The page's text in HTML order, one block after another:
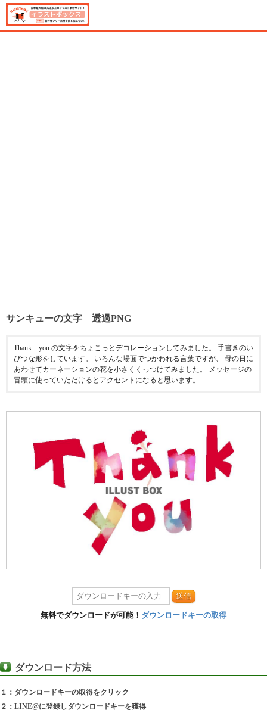
サンキューの文字 透過PNG
Thank you の文字をちょこっとデコレーションしてみました。 手書きのい
びつな形をしています。 いろんな場面でつかわれる言葉ですが、 母の日に
あわせてカーネーションの花を小さくくっつけてみました。 メッセージの
冒頭に使っていただけるとアクセントになると思います。
送信
無料でダウンロードが可能！ ダウンロードキーの取得
ダウンロード方法
１：ダウンロードキーの取得をクリック
２：LINE@に登録しダウンロードキーを獲得